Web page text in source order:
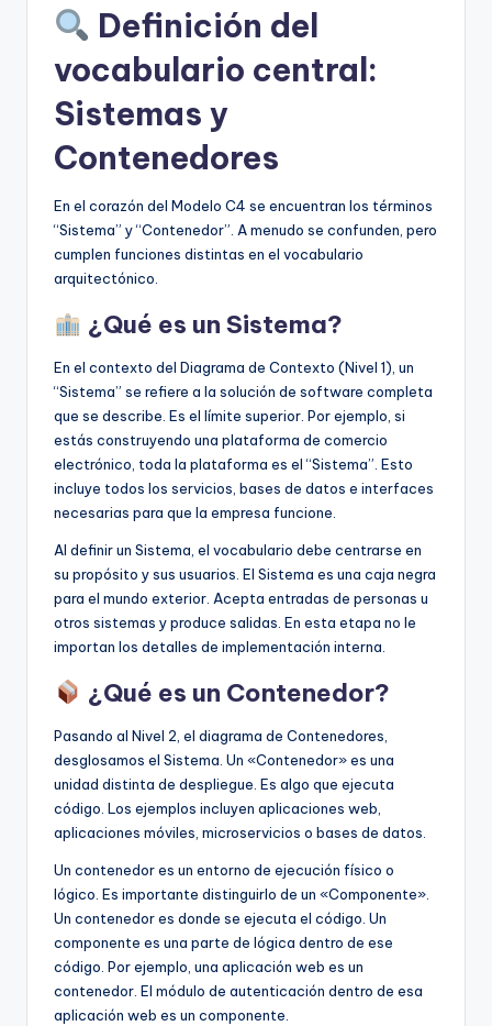
Definición del
vocabulario central:
Sistemas y
Contenedores
En el corazón del Modelo C4 se encuentran los términos
“Sistema” y “Contenedor”. A menudo se confunden, pero
cumplen funciones distintas en el vocabulario
arquitectónico.
¿Qué es un Sistema?
En el contexto del Diagrama de Contexto (Nivel 1), un
“Sistema” se refiere a la solución de software completa
que se describe. Es el límite superior. Por ejemplo, si
estás construyendo una plataforma de comercio
electrónico, toda la plataforma es el “Sistema”. Esto
incluye todos los servicios, bases de datos e interfaces
necesarias para que la empresa funcione.
Al definir un Sistema, el vocabulario debe centrarse en
su propósito y sus usuarios. El Sistema es una caja negra
para el mundo exterior. Acepta entradas de personas u
otros sistemas y produce salidas. En esta etapa no le
importan los detalles de implementación interna.
¿Qué es un Contenedor?
Pasando al Nivel 2, el diagrama de Contenedores,
desglosamos el Sistema. Un «Contenedor» es una
unidad distinta de despliegue. Es algo que ejecuta
código. Los ejemplos incluyen aplicaciones web,
aplicaciones móviles, microservicios o bases de datos.
Un contenedor es un entorno de ejecución físico o
lógico. Es importante distinguirlo de un «Componente».
Un contenedor es donde se ejecuta el código. Un
componente es una parte de lógica dentro de ese
código. Por ejemplo, una aplicación web es un
contenedor. El módulo de autenticación dentro de esa
aplicación web es un componente.